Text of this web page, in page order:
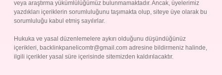
veya araştırma yükümlülüğümüz bulunmamaktadır. Ancak, üyelerimiz
yazdıkları içeriklerin sorumluluğunu taşımakta olup, siteye üye olarak bu
sorumluluğu kabul etmiş sayılırlar.
Hukuka ve yasal düzenlemelere aykırı olduğunu düşündüğünüz
içerikleri, backlinkpanelicomtr@gmail.com adresine bildirmeniz halinde,
ilgili içerikler yasal süre içerisinde sitemizden kaldırılacaktır.